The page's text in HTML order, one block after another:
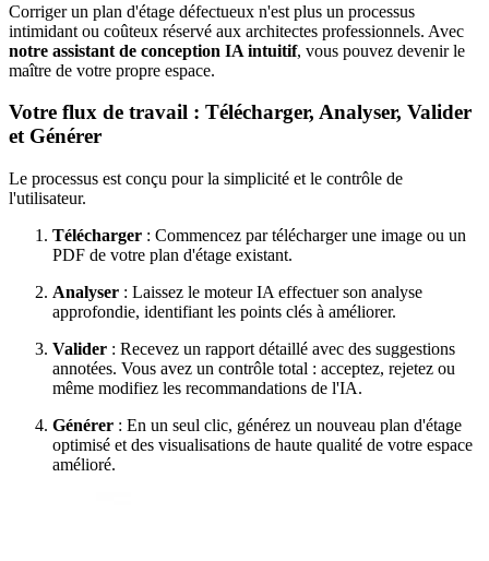
Corriger un plan d'étage défectueux n'est plus un processus
intimidant ou coûteux réservé aux architectes professionnels. Avec
notre assistant de conception IA intuitif, vous pouvez devenir le
maître de votre propre espace.
Votre flux de travail : Télécharger, Analyser, Valider
et Générer
Le processus est conçu pour la simplicité et le contrôle de
l'utilisateur.
Télécharger : Commencez par télécharger une image ou un
PDF de votre plan d'étage existant.
Analyser : Laissez le moteur IA effectuer son analyse
approfondie, identifiant les points clés à améliorer.
Valider : Recevez un rapport détaillé avec des suggestions
annotées. Vous avez un contrôle total : acceptez, rejetez ou
même modifiez les recommandations de l'IA.
Générer : En un seul clic, générez un nouveau plan d'étage
optimisé et des visualisations de haute qualité de votre espace
amélioré.